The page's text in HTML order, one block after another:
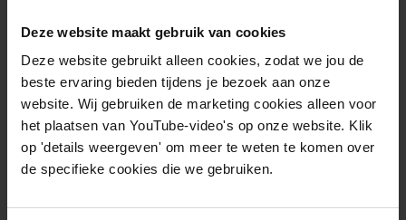
Deze website maakt gebruik van cookies
Deze website gebruikt alleen cookies, zodat we jou de
beste ervaring bieden tijdens je bezoek aan onze
website. Wij gebruiken de marketing cookies alleen voor
het plaatsen van YouTube-video's op onze website. Klik
op 'details weergeven' om meer te weten te komen over
de specifieke cookies die we gebruiken.
Nieuwe Energie voor